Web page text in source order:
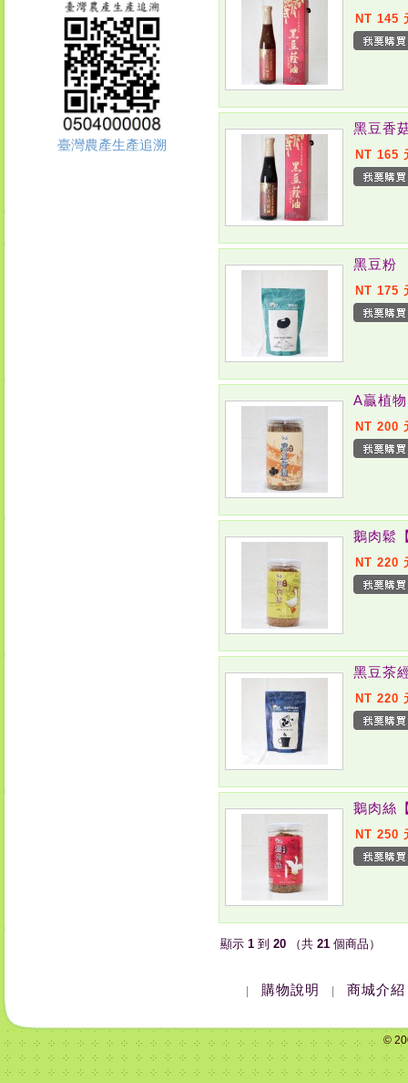
臺灣農產生產追溯
NT 145
黑豆香
NT 165
黑豆粉
NT 175
A贏植
NT 200
鵝肉鬆
NT 220
黑豆茶
NT 220
鵝肉絲
NT 250
顯示 1 到 20 （共 21 個商品）
購物說明 商城介紹
©